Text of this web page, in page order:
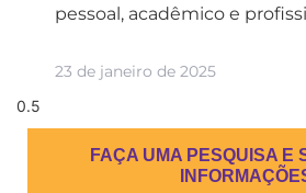
pessoal, acadêmico e
23 de janeiro de 2025
FAÇA UMA PESQUISA E